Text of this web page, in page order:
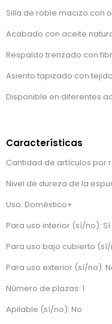
Silla de roble macizo con
Acabado con aceite
Respaldo trenzado con
Asiento tapizado con
Disponible en diferentes
Características
Cantidad de artículos por
Nivel de dureza de la
Uso: Doméstico+
Para uso interior (sí/no): Sí
Para uso bajo cubierto (sí/
Para uso exterior (sí/no):
Número de plazas: 1
Apilable (sí/no): No